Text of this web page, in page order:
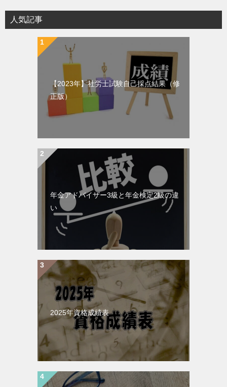
人気記事
【2023年】社労士試験自己採点結果（修
正版）
年金アドバイザー3級と年金検定2級の違
い
2025年資格成績表